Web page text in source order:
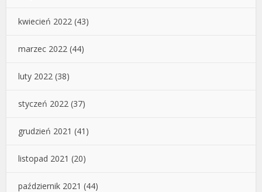
kwiecień 2022 (43)
marzec 2022 (44)
luty 2022 (38)
styczeń 2022 (37)
grudzień 2021 (41)
listopad 2021 (20)
październik 2021 (44)